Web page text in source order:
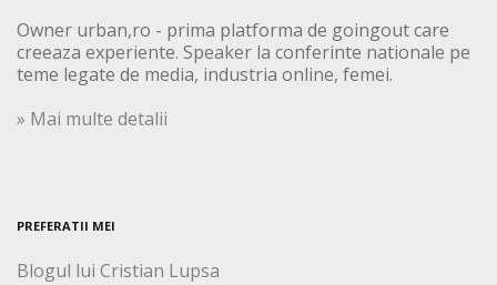
Owner urban,ro - prima platforma de goingout care
creeaza experiente. Speaker la conferinte nationale pe
teme legate de media, industria online, femei.
» Mai multe detalii
PREFERATII MEI
Blogul lui Cristian Lupsa